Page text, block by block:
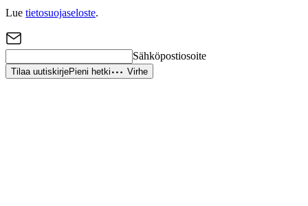
Lue tietosuojaseloste.
Sähköpostiosoite
Tilaa uutiskirjePieni hetki Virhe